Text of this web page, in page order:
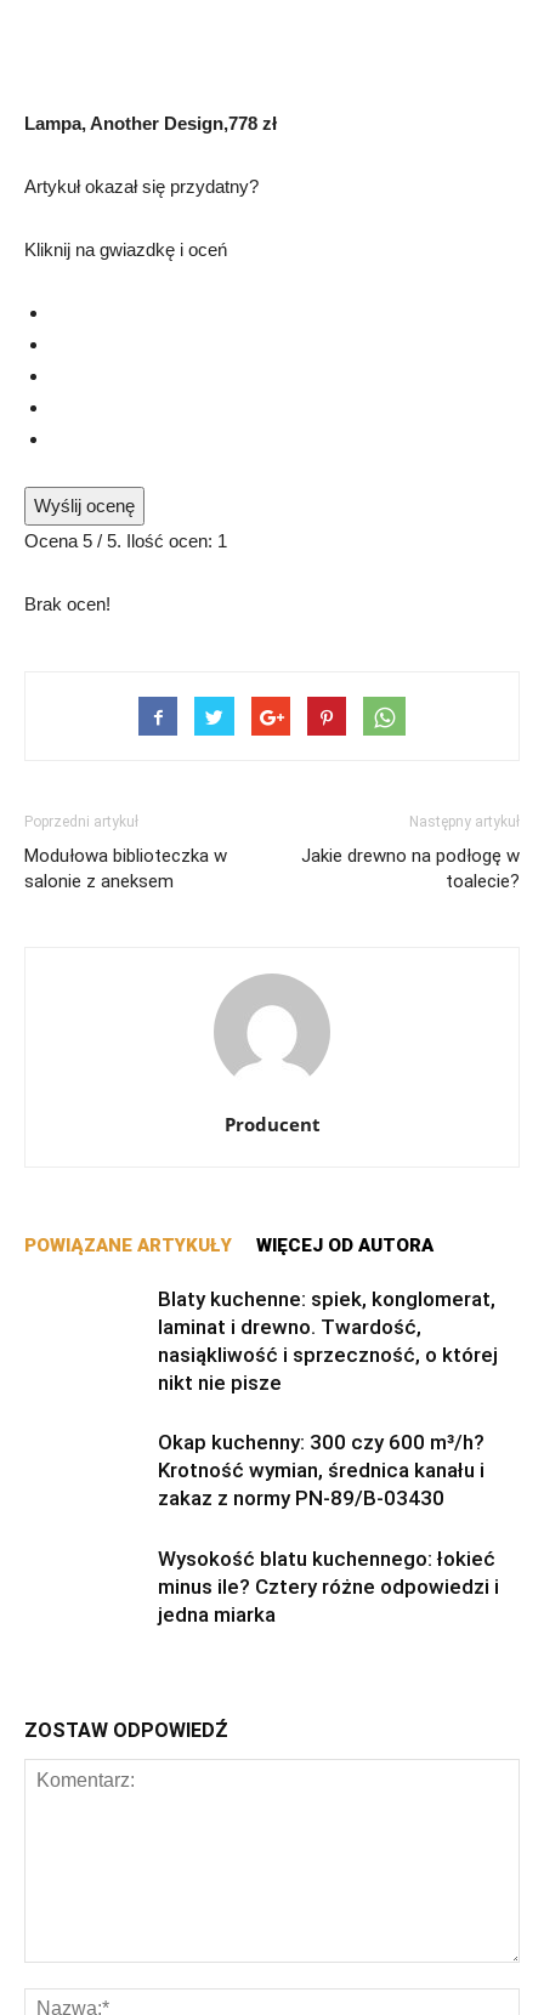
Lampa, Another Design,778 zł
Artykuł okazał się przydatny?
Kliknij na gwiazdkę i oceń
Wyślij ocenę
Ocena 5 / 5. Ilość ocen: 1
Brak ocen!
Poprzedni artykuł
Modułowa biblioteczka w
salonie z aneksem
Następny artykuł
Jakie drewno na podłogę w
toalecie?
Producent
POWIĄZANE ARTYKUŁY WIĘCEJ OD AUTORA
Blaty kuchenne: spiek, konglomerat,
laminat i drewno. Twardość,
nasiąkliwość i sprzeczność, o której
nikt nie pisze
Okap kuchenny: 300 czy 600 m³/h?
Krotność wymian, średnica kanału i
zakaz z normy PN-89/B-03430
Wysokość blatu kuchennego: łokieć
minus ile? Cztery różne odpowiedzi i
jedna miarka
ZOSTAW ODPOWIEDŹ